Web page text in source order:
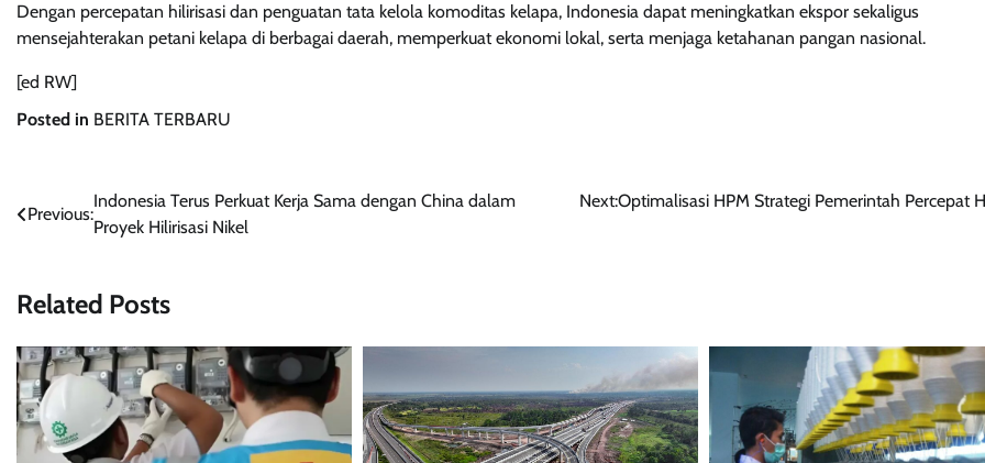
Dengan percepatan hilirisasi dan penguatan tata kelola komoditas kelapa, Indonesia dapat meningkatkan ekspor sekaligus
mensejahterakan petani kelapa di berbagai daerah, memperkuat ekonomi lokal, serta menjaga ketahanan pangan nasional.
[ed RW]
Posted in BERITA TERBARU
Navigasi
Previous:
Indonesia Terus Perkuat Kerja Sama dengan China dalam
Proyek Hilirisasi Nikel
Next:Optimalisasi HPM Strategi Pemerintah Percepat
Related Posts